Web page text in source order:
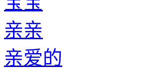
亲亲
亲爱的